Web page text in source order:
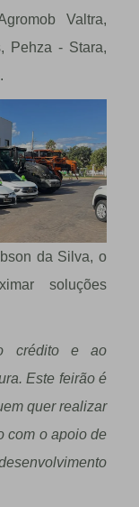
Valtra,
Pehza - Stara,
da Silva, o
soluções
crédito e ao
Este feirão é
quer realizar
com o apoio de